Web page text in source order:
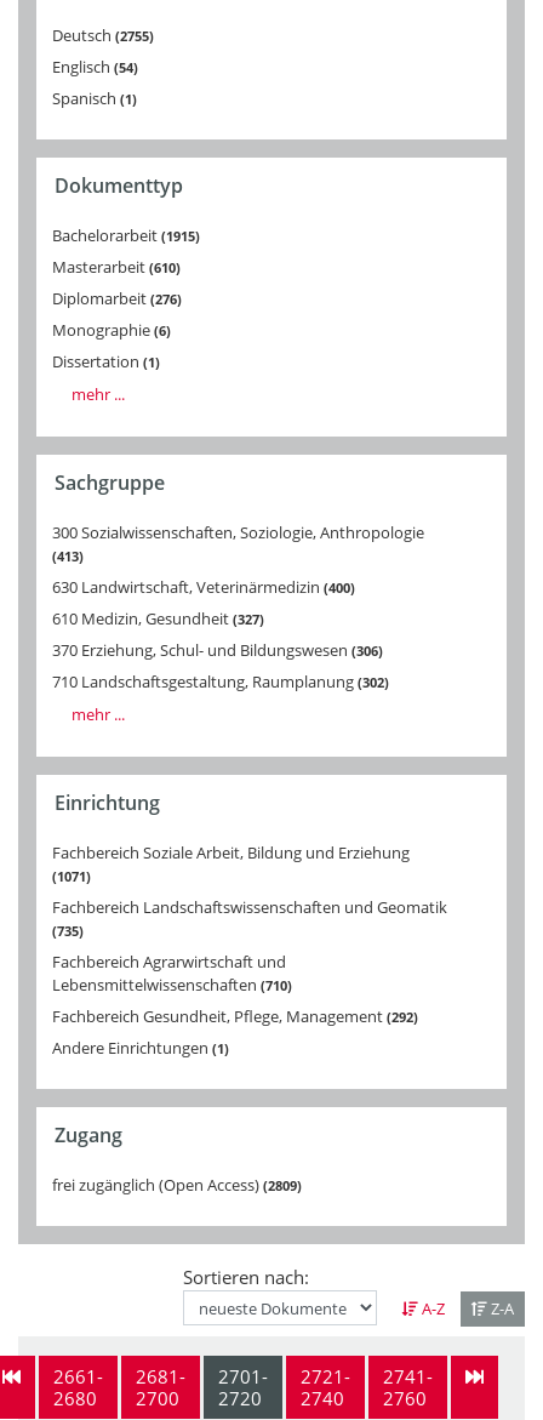
Deutsch 2755
Englisch 54
Spanisch 1
Dokumenttyp
Bachelorarbeit 1915
Masterarbeit 610
Diplomarbeit 276
Monographie 6
Dissertation 1
mehr ...
Sachgruppe
300 Sozialwissenschaften, Soziologie, Anthropologie
413
630 Landwirtschaft, Veterinärmedizin 400
610 Medizin, Gesundheit 327
370 Erziehung, Schul- und Bildungswesen 306
710 Landschaftsgestaltung, Raumplanung 302
mehr ...
Einrichtung
Fachbereich Soziale Arbeit, Bildung und Erziehung
1071
Fachbereich Landschaftswissenschaften und Geomatik
735
Fachbereich Agrarwirtschaft und
Lebensmittelwissenschaften 710
Fachbereich Gesundheit, Pflege, Management 292
Andere Einrichtungen 1
Zugang
frei zugänglich (Open Access) 2809
Sortieren nach:
A-Z Z-A
2661-
2680
2681-
2700
2701-
2720
2721-
2740
2741-
2760